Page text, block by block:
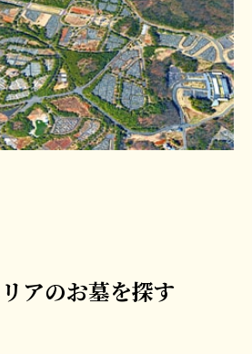
アのお墓を探す